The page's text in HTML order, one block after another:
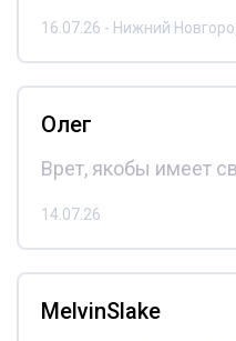
16.07.26 - Нижний
Олег
Врет, якобы имеет
14.07.26
MelvinSlake